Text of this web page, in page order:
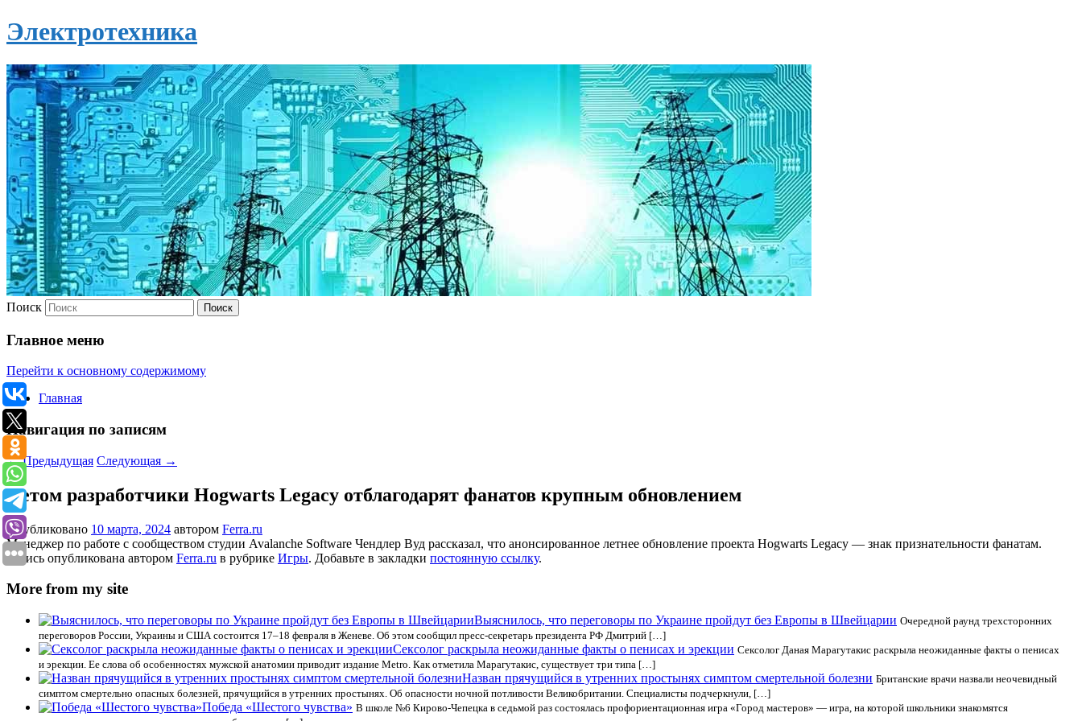
Электротехника
Поиск
Главное меню
Перейти к основному содержимому
Главная
Навигация по записям
←Предыдущая Следующая →
Летом разработчики Hogwarts Legacy отблагодарят фанатов крупным обновлением
Опубликовано 10 марта, 2024 автором Ferra.ru
Менеджер по работе с сообществом студии Avalanche Software Чендлер Вуд рассказал, что анонсированное летнее обновление проекта Hogwarts Legacy — знак признательности фанатам.
Запись опубликована автором Ferra.ru в рубрике Игры. Добавьте в закладки постоянную ссылку.
More from my site
Выяснилось, что переговоры по Украине пройдут без Европы в Швейцарии Очередной раунд трехсторонних
переговоров России, Украины и США состоится 17–18 февраля в Женеве. Об этом сообщил пресс-секретарь президента РФ Дмитрий […]
Сексолог раскрыла неожиданные факты о пенисах и эрекции Сексолог Даная Марагутакис раскрыла неожиданные факты о пенисах
и эрекции. Ее слова об особенностях мужской анатомии приводит издание Metro. Как отметила Марагутакис, существует три типа […]
Назван прячущийся в утренних простынях симптом смертельной болезни Британские врачи назвали неочевидный
симптом смертельно опасных болезней, прячущийся в утренних простынях. Об опасности ночной потливости Великобритании. Специалисты подчеркнули, […]
Победа «Шестого чувства» В школе №6 Кирово-Чепецка в седьмой раз состоялась профориентационная игра «Город мастеров» — игра, на которой школьники знакомятся